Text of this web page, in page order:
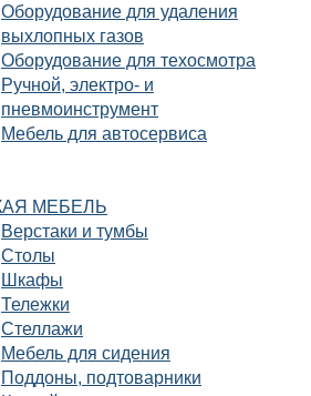
Оборудование для удаления
выхлопных газов
Оборудование для техосмотра
Ручной, электро- и
пневмоинструмент
Мебель для автосервиса
МЕБЕЛЬ
Верстаки и тумбы
Столы
Шкафы
Тележки
Стеллажи
Мебель для сидения
Поддоны, подтоварники